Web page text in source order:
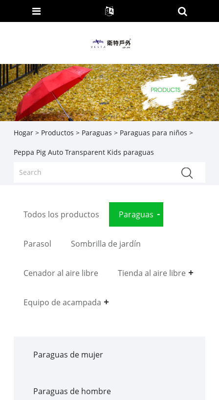
Hogar > Productos > Paraguas > Paraguas para niños >
Peppa Pig Auto Transparent Kids paraguas
Todos los productos Paraguas
Parasol Sombrilla de jardín
Cenador al aire libre Tienda al aire libre
Equipo de acampada
Paraguas de mujer
Paraguas de hombre